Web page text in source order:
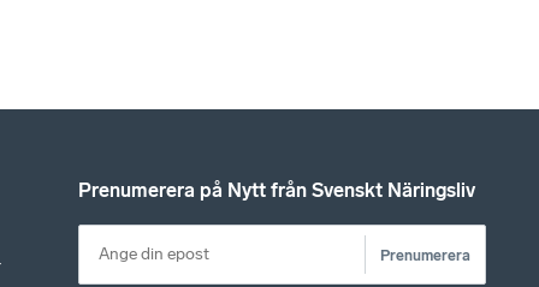
Prenumerera på Nytt från Svenskt Näringsliv
Prenumerera